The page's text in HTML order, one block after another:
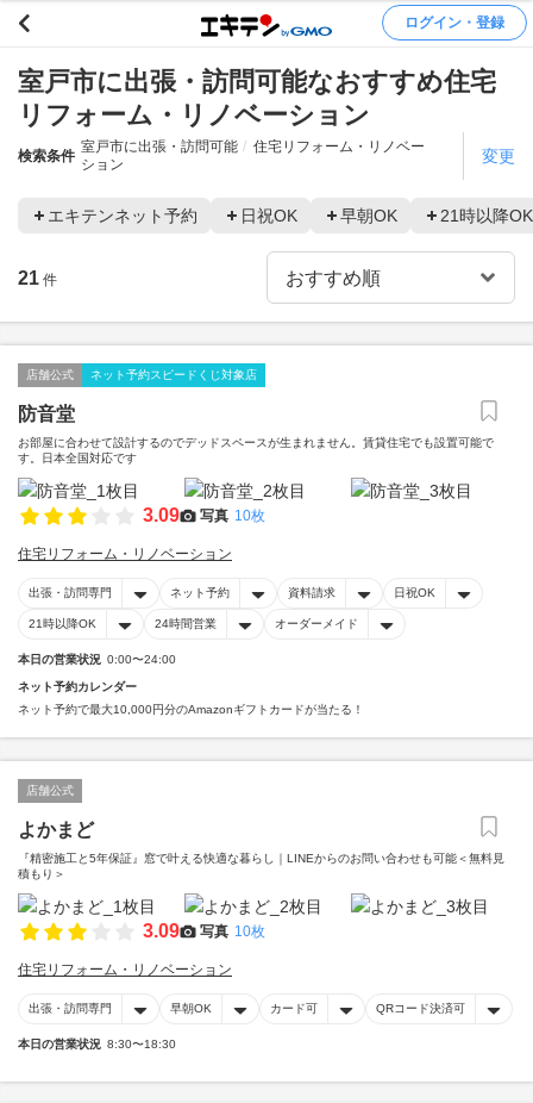
ログイン・登録
室戸市に出張・訪問可能なおすすめ住宅
リフォーム・リノベーション
検索条件
室戸市に出張・訪問可能
住宅リフォーム・リノベー
ション
変更
エキテンネット予約 日祝OK 早朝OK 21時以降OK
21 件
店舗公式 ネット予約スピードくじ対象店
防音堂
お部屋に合わせて設計するのでデッドスペースが生まれません。賃貸住宅でも設置可能で
す。日本全国対応です
3.09 写真 10枚
住宅リフォーム・リノベーション
出張・訪問専門 ネット予約 資料請求 日祝OK
21時以降OK 24時間営業 オーダーメイド
本日の営業状況 0:00〜24:00
ネット予約カレンダー
ネット予約で最大10,000円分のAmazonギフトカードが当たる！
店舗公式
よかまど
『精密施工と5年保証』窓で叶える快適な暮らし｜LINEからのお問い合わせも可能＜無料見
積もり＞
3.09 写真 10枚
住宅リフォーム・リノベーション
出張・訪問専門 早朝OK カード可 QRコード決済可
本日の営業状況 8:30〜18:30